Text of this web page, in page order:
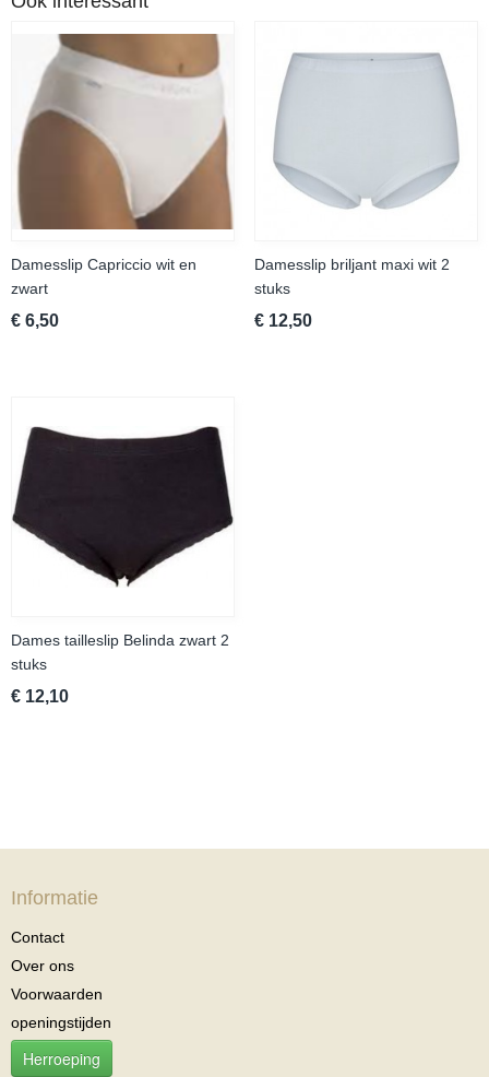
Damesslip Capriccio wit en
zwart
€ 6,50
Damesslip briljant maxi wit 2
stuks
€ 12,50
Dames tailleslip Belinda zwart 2
stuks
€ 12,10
Informatie
Contact
Over ons
Voorwaarden
openingstijden
Herroeping